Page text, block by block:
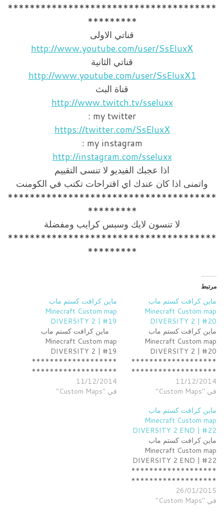
**************************************
*********
قناتي الاولى
http://www.youtube.com/user/SsEluxX
قناتي الثانية
http://www.youtube.com/user/SsEluxX1
قناة البث
http://www.twitch.tv/sseluxx
my twitter :
https://twitter.com/SsEluxX
my instagram :
http://instagram.com/sseluxx
اذا عجبك الفيديو لا تنسى التقييم
واتمنى اذا كان عندك اي اقتراحات تكتب في الكومنت
**************************************
*********
لا تنسون لايك وسبس كرايب ومفضلة
**************************************
*********
مرتبط
ماين كرافت كستم ماب
Minecraft Custom map
DIVERSITY 2 | #20
ماين كرافت كستم ماب
Minecraft Custom map
DIVERSITY 2 | #20
*******************
*******************
********* قناة البث
http://www.twitch.tv/sselu
https://twitter.com/SsEluxX
my instagram :
http://instagram.com/sselux
x اذا عجبك الفيديو لا تنسى
التقييم واتمنى اذا كان عندك اي
اقتراحات تكتب في الكومنت
*******************
*******************
********* لا تنسون لايك
وسبس كرايب ومفضلة
11/12/2014
في "Custom Maps"
ماين كرافت كستم ماب
Minecraft Custom map
DIVERSITY 2 | #19
ماين كرافت كستم ماب
Minecraft Custom map
*******************
*******************
********* قناة البث
http://www.twitch.tv/sselu
11/12/2014
في "Custom Maps"
ماين كرافت كستم ماب
Minecraft Custom map
DIVERSITY 2 END | #22
ماين كرافت كستم ماب
Minecraft Custom map
DIVERSITY 2 END | #22
*******************
*******************
********* قناة البث
http://www.twitch.tv/sselu
26/01/2015
في "Custom Maps"